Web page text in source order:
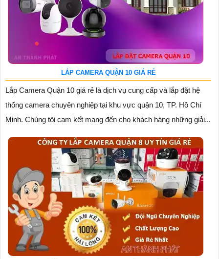
LẮP CAMERA QUẬN 10 GIÁ RẺ
Lắp Camera Quận 10 giá rẻ là dịch vụ cung cấp và lắp đặt hệ
thống camera chuyên nghiệp tại khu vực quận 10, TP. Hồ Chí
Minh. Chúng tôi cam kết mang đến cho khách hàng những giải...